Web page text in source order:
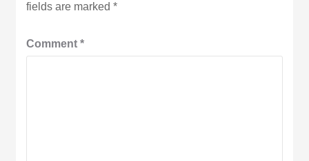
fields are marked*
Comment*